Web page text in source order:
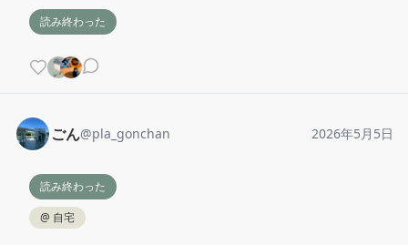
読み終わった
ごん@pla_gonchan 2026年5月5日
読み終わった
@ 自宅